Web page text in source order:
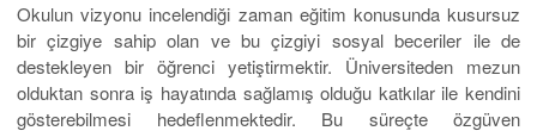
Okulun vizyonu incelendiği zaman eğitim konusunda kusursuz
bir çizgiye sahip olan ve bu çizgiyi sosyal beceriler ile de
destekleyen bir öğrenci yetiştirmektir. Üniversiteden mezun
olduktan sonra iş hayatında sağlamış olduğu katkılar ile kendini
gösterebilmesi hedeflenmektedir. Bu süreçte özgüven